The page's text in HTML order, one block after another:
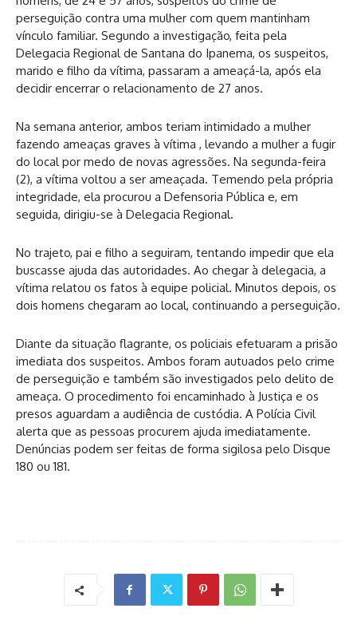
perseguição contra uma mulher com quem mantinham
vínculo familiar. Segundo a investigação, feita pela
Delegacia Regional de Santana do Ipanema, os suspeitos,
marido e filho da vítima, passaram a ameaçá-la, após ela
decidir encerrar o relacionamento de 27 anos.
Na semana anterior, ambos teriam intimidado a mulher
fazendo ameaças graves à vítima , levando a mulher a fugir
do local por medo de novas agressões. Na segunda-feira
(2), a vítima voltou a ser ameaçada. Temendo pela própria
integridade, ela procurou a Defensoria Pública e, em
seguida, dirigiu-se à Delegacia Regional.
No trajeto, pai e filho a seguiram, tentando impedir que ela
buscasse ajuda das autoridades. Ao chegar à delegacia, a
vítima relatou os fatos à equipe policial. Minutos depois, os
dois homens chegaram ao local, continuando a perseguição.
Diante da situação flagrante, os policiais efetuaram a prisão
imediata dos suspeitos. Ambos foram autuados pelo crime
de perseguição e também são investigados pelo delito de
ameaça. O procedimento foi encaminhado à Justiça e os
presos aguardam a audiência de custódia. A Polícia Civil
alerta que as pessoas procurem ajuda imediatamente.
Denúncias podem ser feitas de forma sigilosa pelo Disque
180 ou 181.